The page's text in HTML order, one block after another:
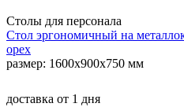
Столы для персонала
Стол эргономичный на
орех
размер: 1600x900x750 мм
доставка от 1 дня